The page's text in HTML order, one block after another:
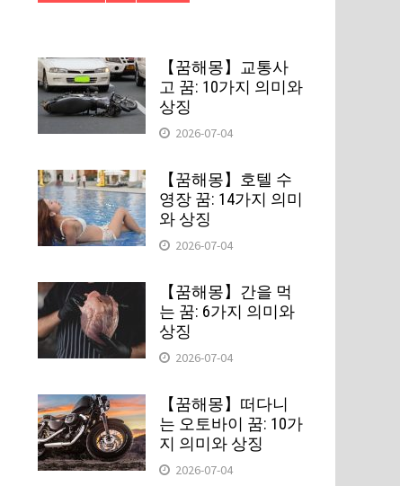
【꿈해몽】교통사
고 꿈: 10가지 의미와
상징
2026-07-04
【꿈해몽】호텔 수
영장 꿈: 14가지 의미
와 상징
2026-07-04
【꿈해몽】간을 먹
는 꿈: 6가지 의미와
상징
2026-07-04
【꿈해몽】떠다니
는 오토바이 꿈: 10가
지 의미와 상징
2026-07-04